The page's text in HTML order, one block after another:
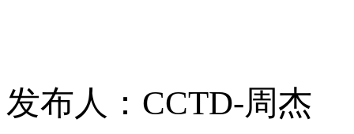
发布人：CCTD-周杰